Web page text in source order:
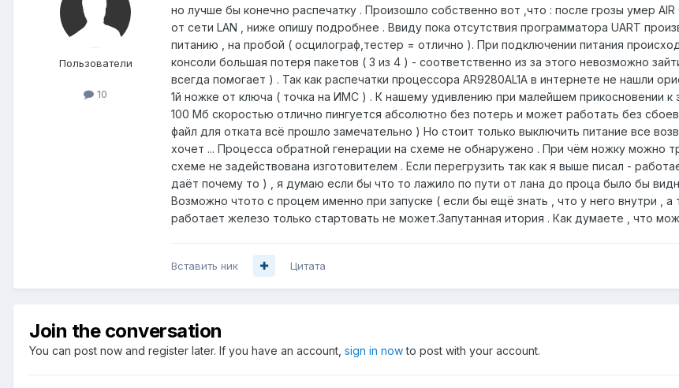
Пользователи
10
но лучше бы конечно распечатку . Произошло собственно вот ,что : после грозы умер
от сети LAN , ниже опишу подробнее . Ввиду пока отсутствия программатора UART
питанию , на пробой ( осцилограф,тестер = отлично ). При подключении питания
консоли большая потеря пакетов ( 3 из 4 ) - соответственно из за этого невозможно
всегда помогает ) . Так как распечатки процессора AR9280AL1A в интернете не нашли
1й ножке от ключа ( точка на ИМС ) . К нашему удивлению при малейшем прикосновении к
100 Мб скоростью отлично пингуется абсолютно без потерь и может работать без
файл для отката всё прошло замечательно ) Но стоит только выключить питание все
хочет ... Процесса обратной генерации на схеме не обнаружено . При чём ножку можно
схеме не задействована изготовителем . Если перегрузить так как я выше писал -
даёт почему то ) , я думаю если бы что то лажило по пути от лана до проца было бы
Возможно чтото с процем именно при запуске ( если бы ещё знать , что у него внутри ,
работает железо только стартовать не может.Запутанная итория . Как думаете , что
Вставить ник Цитата
Join the conversation
You can post now and register later. If you have an account, sign in nowto post with your account.